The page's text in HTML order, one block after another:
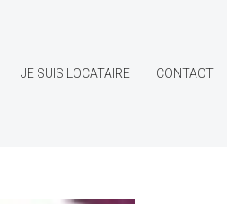
JE SUIS LOCATAIRE CONTACT